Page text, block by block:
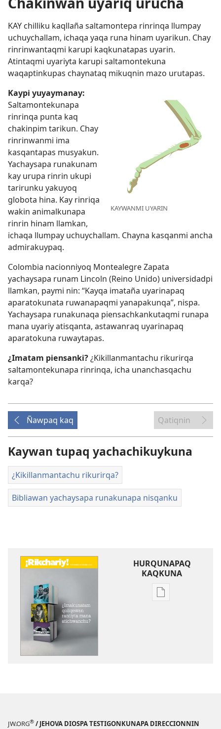
KAY chilliku kaqllaña saltamontepa rinrinqa llumpay
uchuychallam, ichaqa yaqa runa hinam uyarikun. Chay
rinrinwantaqmi karupi kaqkunatapas uyarin.
Atintaqmi uyariyta karupi saltamontekuna
waqaptinkupas chaynataq mikuqnin mazo urutapas.
KAYWANMI UYARIN
Kaypi yuyaymanay:
Saltamontekunapa
rinrinqa punta kaq
chakinpim tarikun. Chay
rinrinwanmi ima
kasqantapas musyakun.
Yachaysapa runakunam
kay urupa rinrin ukupi
tarirunku yakuyoq
globota hina. Kay rinriqa
wakin animalkunapa
rinrin hinam llamkan,
ichaqa llumpay uchuychallam. Chayna kasqanmi ancha
admirakuypaq.
Colombia nacionniyoq Montealegre Zapata
yachaysapa runam Lincoln (Reino Unido) universidadpi
llamkan, paymi nin: “Kayqa imataña uyarinapaq
aparatokunata ruwanapaqmi yanapakunqa”, nispa.
Yachaysapa runakunaqa piensachkankutaqmi runapa
mana uyariy atisqanta, astawanraq uyarinapaq
aparatokuna ruwaytapas.
¿Imatam piensanki?¿Kikillanmantachu rikurirqa
saltamontekunapa rinrinqa, icha unanchasqachu
karqa?
Ñawpaq kaq Qatiqnin
Kaywan tupaq yachachikuykuna
¿Kikillanmantachu rikurirqa?
Bibliawan yachaysapa runakunapa nisqanku
HURQUNAPAQ
KAQKUNA
Qillqakunata
JW.ORG® / JEHOVA DIOSPA TESTIGONKUNAPA DIRECCIONNIN